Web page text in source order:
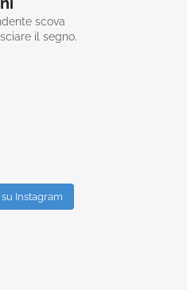
scova
il segno.
Instagram